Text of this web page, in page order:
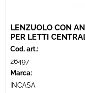
LENZUOLO CON
PER LETTI
Cod. art.:
26497
Marca:
INCASA